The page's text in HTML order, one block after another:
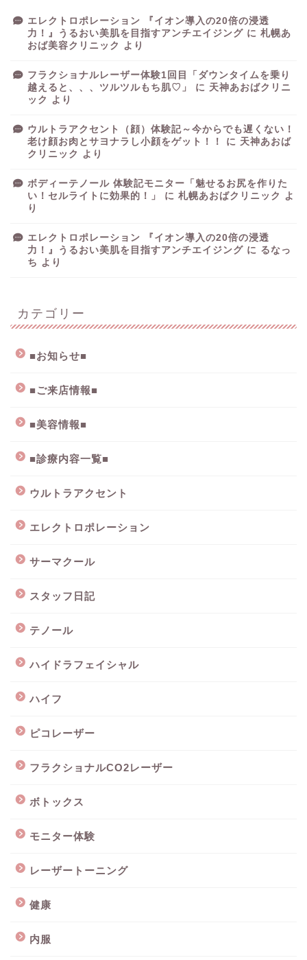
エレクトロポレーション 『イオン導入の20倍の浸透
力！』うるおい美肌を目指すアンチエイジング に 札幌あ
おば美容クリニック
より
フラクショナルレーザー体験1回目「ダウンタイムを乗り
越えると、、、ツルツルもち肌♡」
に 天神あおばクリニ
ック
より
ウルトラアクセント（顔）体験記～今からでも遅くない！
老け顔お肉とサヨナラし小顔をゲット！！
に 天神あおば
クリニック
より
ボディーテノール 体験記モニター「魅せるお尻を作りた
い！セルライトに効果的！」
に 札幌あおばクリニック
よ
り
エレクトロポレーション 『イオン導入の20倍の浸透
力！』うるおい美肌を目指すアンチエイジング に るなっ
ち より
カテゴリー
■お知らせ■
■ご来店情報■
■美容情報■
■診療内容一覧■
ウルトラアクセント
エレクトロポレーション
サーマクール
スタッフ日記
テノール
ハイドラフェイシャル
ハイフ
ピコレーザー
フラクショナルCO2レーザー
ボトックス
モニター体験
レーザートーニング
健康
内服